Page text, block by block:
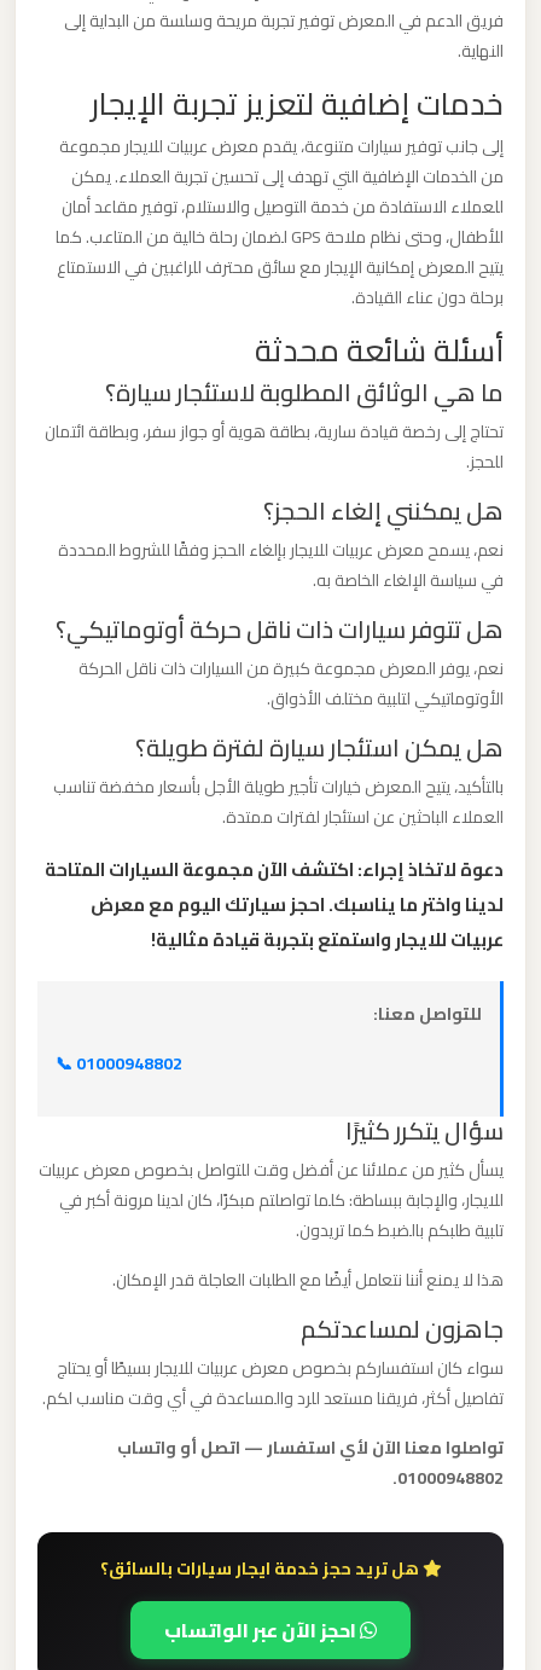
فريق الدعم في المعرض توفير تجربة مريحة وسلسة من البداية إلى
النهاية.
خدمات إضافية لتعزيز تجربة الإيجار
إلى جانب توفير سيارات متنوعة، يقدم معرض عربيات للايجار مجموعة
من الخدمات الإضافية التي تهدف إلى تحسين تجربة العملاء. يمكن
للعملاء الاستفادة من خدمة التوصيل والاستلام، توفير مقاعد أمان
للأطفال، وحتى نظام ملاحة GPS لضمان رحلة خالية من المتاعب. كما
يتيح المعرض إمكانية الإيجار مع سائق محترف للراغبين في الاستمتاع
برحلة دون عناء القيادة.
أسئلة شائعة محدثة
ما هي الوثائق المطلوبة لاستئجار سيارة؟
تحتاج إلى رخصة قيادة سارية، بطاقة هوية أو جواز سفر، وبطاقة ائتمان
للحجز.
هل يمكنني إلغاء الحجز؟
نعم، يسمح معرض عربيات للايجار بإلغاء الحجز وفقًا للشروط المحددة
في سياسة الإلغاء الخاصة به.
هل تتوفر سيارات ذات ناقل حركة أوتوماتيكي؟
نعم، يوفر المعرض مجموعة كبيرة من السيارات ذات ناقل الحركة
الأوتوماتيكي لتلبية مختلف الأذواق.
هل يمكن استئجار سيارة لفترة طويلة؟
بالتأكيد، يتيح المعرض خيارات تأجير طويلة الأجل بأسعار مخفضة تناسب
العملاء الباحثين عن استئجار لفترات ممتدة.
دعوة لاتخاذ إجراء: اكتشف الآن مجموعة السيارات المتاحة
لدينا واختر ما يناسبك. احجز سيارتك اليوم مع معرض
عربيات للايجار واستمتع بتجربة قيادة مثالية!
للتواصل معنا:
📞 01000948802
سؤال يتكرر كثيرًا
يسأل كثير من عملائنا عن أفضل وقت للتواصل بخصوص معرض عربيات
للايجار، والإجابة ببساطة: كلما تواصلتم مبكرًا، كان لدينا مرونة أكبر في
تلبية طلبكم بالضبط كما تريدون.
هذا لا يمنع أننا نتعامل أيضًا مع الطلبات العاجلة قدر الإمكان.
جاهزون لمساعدتكم
سواء كان استفساركم بخصوص معرض عربيات للايجار بسيطًا أو يحتاج
تفاصيل أكثر، فريقنا مستعد للرد والمساعدة في أي وقت مناسب لكم.
تواصلوا معنا الآن لأي استفسار — اتصل أو واتساب
01000948802.
هل تريد حجز خدمة ايجار سيارات بالسائق؟
احجز الآن عبر الواتساب
الدولي
ليموزين
مطار
العرب
الاسكندرية
ليموزين
مطار
العرب
اسكندرية
ليموزين
العرب
ليموزين
مطار
القاهرة
اسكندرية
ليموزين
مطار
القاهرة
القاهرة
الخط
الساخن
ليموزين
مطار
القاهرة
أسعار
ليموزين
مطار
القاهرة
ليموزين